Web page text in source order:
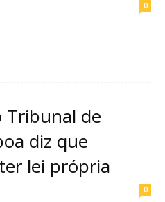
0
Tribunal de
diz que
lei própria
0